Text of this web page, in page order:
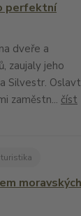
perfektní
dveře a
zaujaly jeho
Silvestr.
zaměstn... číst
moravských